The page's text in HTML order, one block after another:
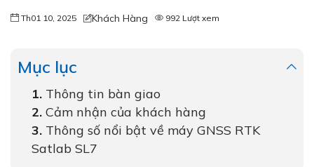
Th01 10, 2025 Khách Hàng 992 Lượt xem
Mục lục
Thông tin bàn giao
Cảm nhận của khách hàng
Thông số nổi bật về máy GNSS RTK
Satlab SL7